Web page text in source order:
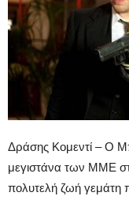
Δράσης Κομεντί – O
μεγιστάνα των ΜΜΕ
πολυτελή ζωή γεμάτη